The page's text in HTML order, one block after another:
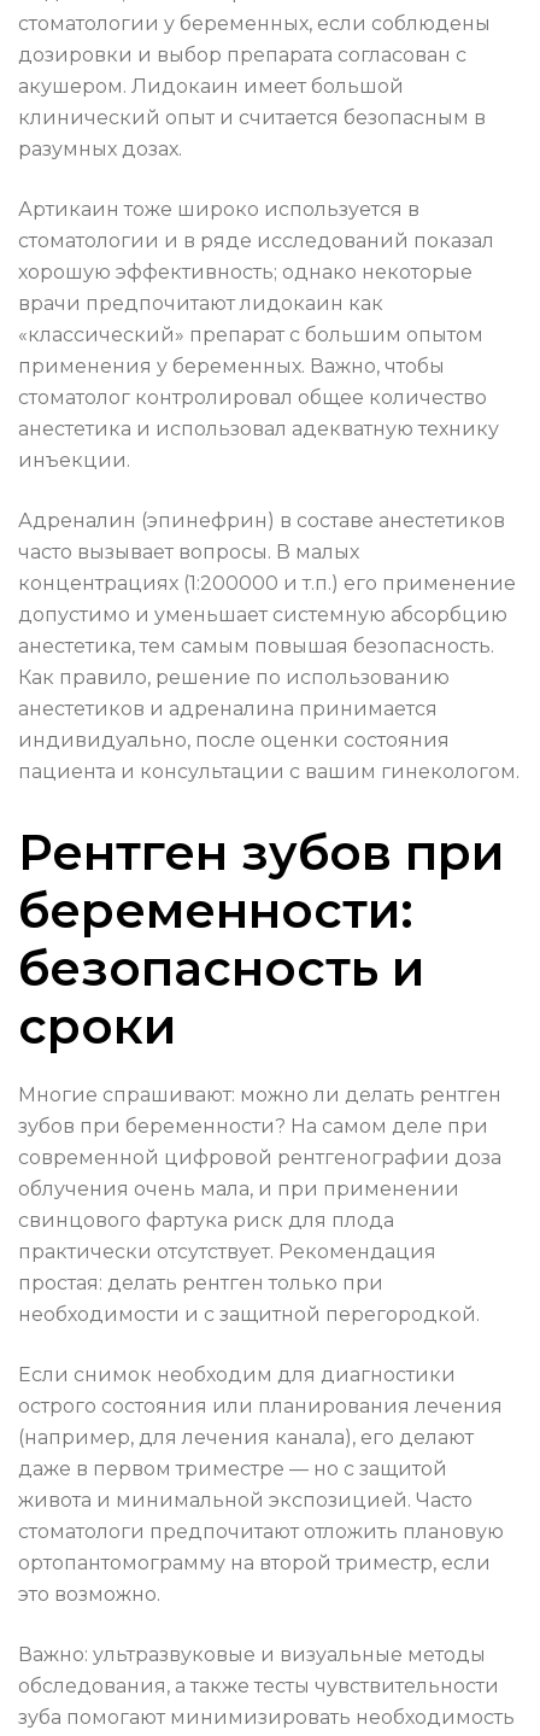
стоматологии у беременных, если соблюдены
дозировки и выбор препарата согласован с
акушером. Лидокаин имеет большой
клинический опыт и считается безопасным в
разумных дозах.
Артикаин тоже широко используется в
стоматологии и в ряде исследований показал
хорошую эффективность; однако некоторые
врачи предпочитают лидокаин как
«классический» препарат с большим опытом
применения у беременных. Важно, чтобы
стоматолог контролировал общее количество
анестетика и использовал адекватную технику
инъекции.
Адреналин (эпинефрин) в составе анестетиков
часто вызывает вопросы. В малых
концентрациях (1:200000 и т.п.) его применение
допустимо и уменьшает системную абсорбцию
анестетика, тем самым повышая безопасность.
Как правило, решение по использованию
анестетиков и адреналина принимается
индивидуально, после оценки состояния
пациента и консультации с вашим гинекологом.
Рентген зубов при
беременности:
безопасность и
сроки
Многие спрашивают: можно ли делать рентген
зубов при беременности? На самом деле при
современной цифровой рентгенографии доза
облучения очень мала, и при применении
свинцового фартука риск для плода
практически отсутствует. Рекомендация
простая: делать рентген только при
необходимости и с защитной перегородкой.
Если снимок необходим для диагностики
острого состояния или планирования лечения
(например, для лечения канала), его делают
даже в первом триместре — но с защитой
живота и минимальной экспозицией. Часто
стоматологи предпочитают отложить плановую
ортопантомограмму на второй триместр, если
это возможно.
Важно: ультразвуковые и визуальные методы
обследования, а также тесты чувствительности
зуба помогают минимизировать необходимость